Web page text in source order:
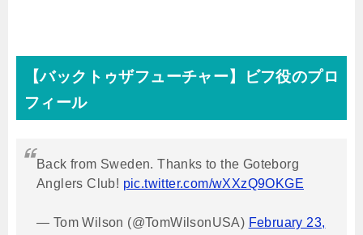
【バックトゥザフューチャー】ビフ役のプロ
フィール
Back from Sweden. Thanks to the Goteborg
Anglers Club! pic.twitter.com/wXXzQ9OKGE
— Tom Wilson (@TomWilsonUSA) February 23,